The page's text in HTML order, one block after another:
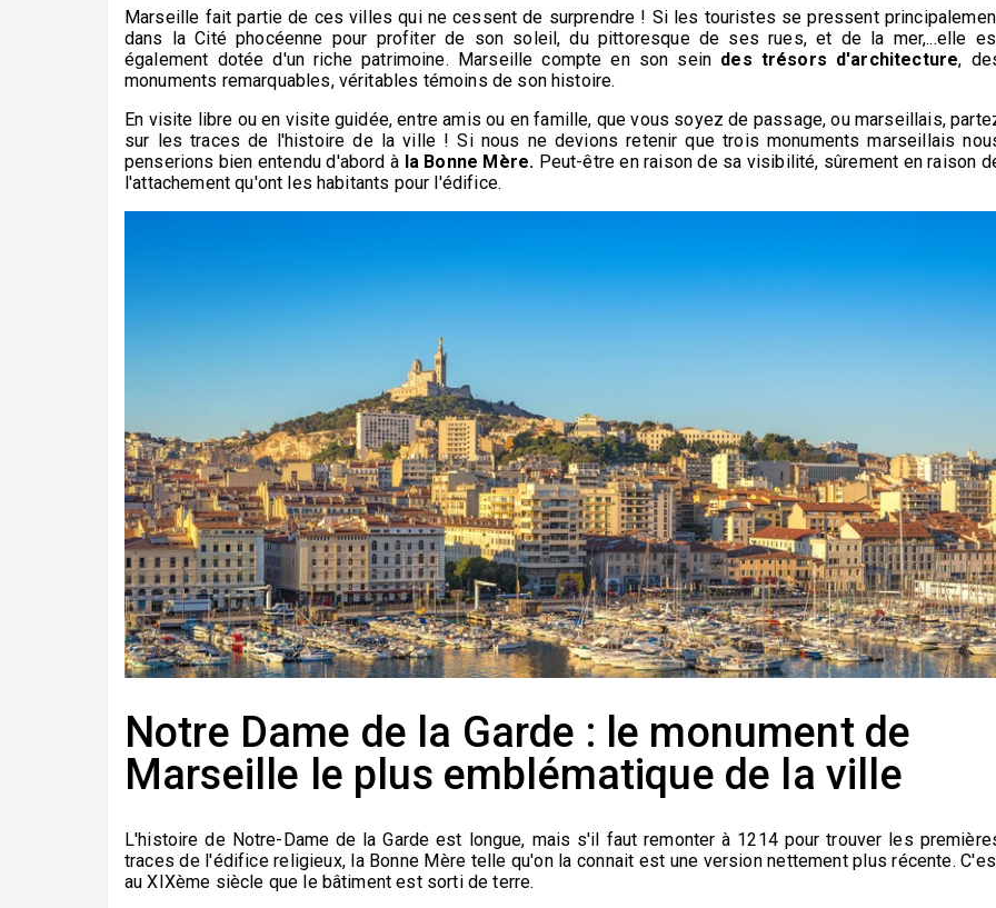
Marseille fait partie de ces villes qui ne cessent de surprendre ! Si les touristes se pressent
dans la Cité phocéenne pour profiter de son soleil, du pittoresque de ses rues, et de la mer,...elle
également dotée d'un riche patrimoine. Marseille compte en son sein des trésors d'architecture,
monuments remarquables, véritables témoins de son histoire.
En visite libre ou en visite guidée, entre amis ou en famille, que vous soyez de passage, ou marseillais,
sur les traces de l'histoire de la ville ! Si nous ne devions retenir que trois monuments marseillais
penserions bien entendu d'abord à la Bonne Mère. Peut-être en raison de sa visibilité, sûrement en raison
l'attachement qu'ont les habitants pour l'édifice.
Notre Dame de la Garde : le monument de
Marseille le plus emblématique de la ville
L'histoire de Notre-Dame de la Garde est longue, mais s'il faut remonter à 1214 pour trouver les
traces de l'édifice religieux, la Bonne Mère telle qu'on la connait est une version nettement plus récente.
au XIXème siècle que le bâtiment est sorti de terre.